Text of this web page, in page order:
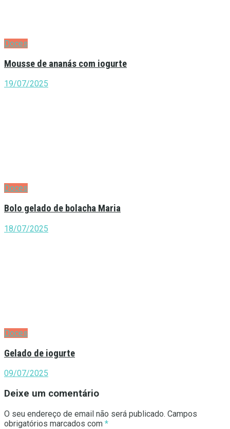
Doces
Mousse de ananás com iogurte
19/07/2025
Doces
Bolo gelado de bolacha Maria
18/07/2025
Doces
Gelado de iogurte
09/07/2025
Deixe um comentário
O seu endereço de email não será publicado. Campos
obrigatórios marcados com *